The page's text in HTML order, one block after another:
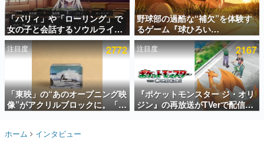
アプリセール情報
インタビュー
連載・特集一覧
殿堂入り記事
SNS拡散数が数千以上！ ページビュー数万以上！ などな
ど。多くの人々に読まれた、電ファミ渾身の“殿堂入り”記
事をまとめました。
名作ゲームクリエイターの方々に製作時のエピソードをお
「パリィ」や「ローリング」で
女の子と会話するソウルライク
恋愛ゲーム『小早川さんはソウ
ルライク』無料公開。返事に失
敗すると「YOU DIED」
野球部の過酷な“補欠”を体験す
るゲーム『球ひろい
Simulator』が「1件」のウィッ
シュリストをもとにチェコ語に
対応しSNSで話題に。『キング
ダム・カム』開発元やチェコの
プロ野球選手から称賛の声
注目度 2772
「東映」の“あのオープニング映
像”がアクリルブロックに。「東
映ヒストリカル グッズコレクシ
注目度 2167
『ポケットモンスター ジ・オリ
ジン』の再放送がTVerで配信
中！レッド（CV：竹内順子）が
ホーム インタビュー